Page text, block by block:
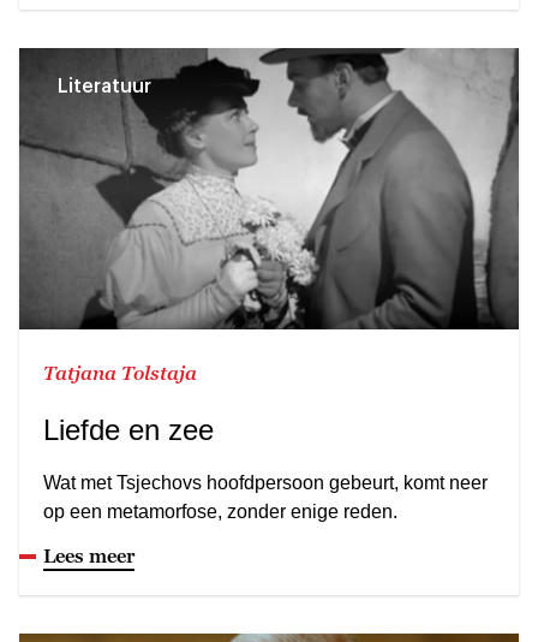
Literatuur
Tatjana Tolstaja
Liefde en zee
Wat met Tsjechovs hoofdpersoon gebeurt, komt neer
op een metamorfose, zonder enige reden.
Lees meer